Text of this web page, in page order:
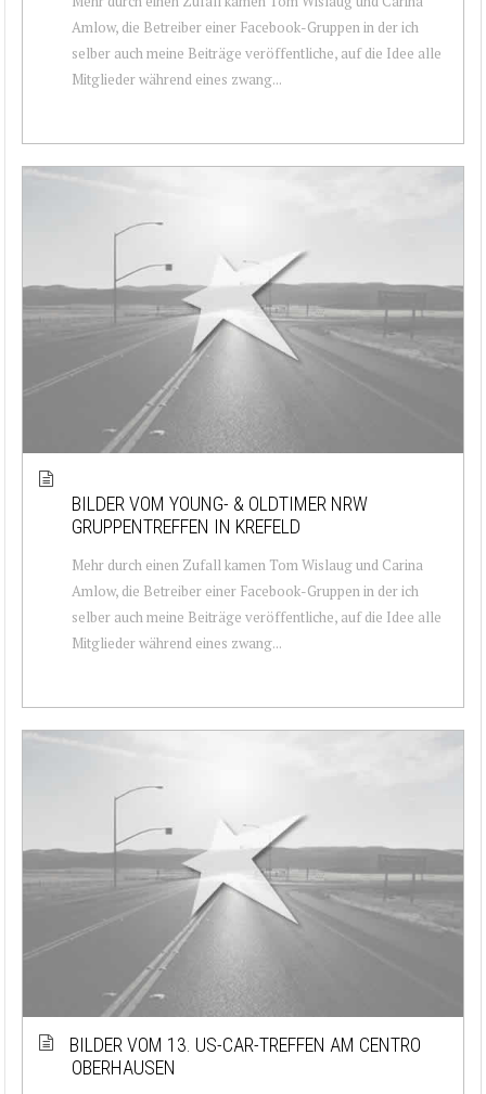
Amlow, die Betreiber einer Facebook-Gruppen in der ich
selber auch meine Beiträge veröffentliche, auf die Idee alle
Mitglieder während eines zwang...
BILDER VOM YOUNG- & OLDTIMER NRW
GRUPPENTREFFEN IN KREFELD
Mehr durch einen Zufall kamen Tom Wislaug und Carina
Amlow, die Betreiber einer Facebook-Gruppen in der ich
selber auch meine Beiträge veröffentliche, auf die Idee alle
Mitglieder während eines zwang...
BILDER VOM 13. US-CAR-TREFFEN AM CENTRO
OBERHAUSEN